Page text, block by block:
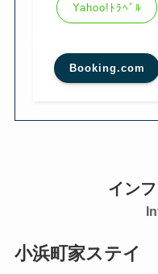
Yahoo!ﾄﾗﾍﾞﾙ
Booking.com
イン
小浜町家ステイ